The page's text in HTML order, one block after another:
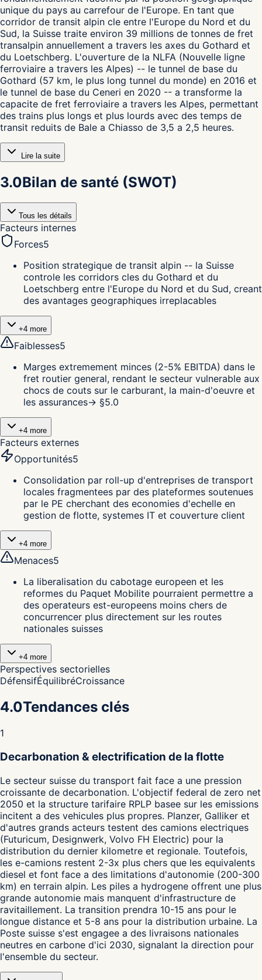
unique du pays au carrefour de l'Europe. En tant que
corridor de transit alpin cle entre l'Europe du Nord et du
Sud, la Suisse traite environ 39 millions de tonnes de fret
transalpin annuellement a travers les axes du Gothard et
du Loetschberg. L'ouverture de la NLFA (Nouvelle ligne
ferroviaire a travers les Alpes) -- le tunnel de base du
Gothard (57 km, le plus long tunnel du monde) en 2016 et
le tunnel de base du Ceneri en 2020 -- a transforme la
capacite de fret ferroviaire a travers les Alpes, permettant
des trains plus longs et plus lourds avec des temps de
transit reduits de Bale a Chiasso de 3,5 a 2,5 heures.
Lire la suite
3.0Bilan de santé (SWOT)
Tous les détails
Facteurs internes
Forces5
Position strategique de transit alpin -- la Suisse
controle les corridors cles du Gothard et du
Loetschberg entre l'Europe du Nord et du Sud, creant
des avantages geographiques irreplacables
+4 more
Faiblesses5
Marges extremement minces (2-5% EBITDA) dans le
fret routier general, rendant le secteur vulnerable aux
chocs de couts sur le carburant, la main-d'oeuvre et
les assurances→ §5.0
+4 more
Facteurs externes
Opportunités5
Consolidation par roll-up d'entreprises de transport
locales fragmentees par des plateformes soutenues
par le PE cherchant des economies d'echelle en
gestion de flotte, systemes IT et couverture client
+4 more
Menaces5
La liberalisation du cabotage europeen et les
reformes du Paquet Mobilite pourraient permettre a
des operateurs est-europeens moins chers de
concurrencer plus directement sur les routes
nationales suisses
+4 more
Perspectives sectorielles
DéfensifÉquilibréCroissance
4.0Tendances clés
1
Decarbonation & electrification de la flotte
Le secteur suisse du transport fait face a une pression
croissante de decarbonation. L'objectif federal de zero net
2050 et la structure tarifaire RPLP basee sur les emissions
incitent a des vehicules plus propres. Planzer, Galliker et
d'autres grands acteurs testent des camions electriques
(Futuricum, Designwerk, Volvo FH Electric) pour la
distribution du dernier kilometre et regionale. Toutefois,
les e-camions restent 2-3x plus chers que les equivalents
diesel et font face a des limitations d'autonomie (200-300
km) en terrain alpin. Les piles a hydrogene offrent une plus
grande autonomie mais manquent d'infrastructure de
ravitaillement. La transition prendra 10-15 ans pour le
longue distance et 5-8 ans pour la distribution urbaine. La
Poste suisse s'est engagee a des livraisons nationales
neutres en carbone d'ici 2030, signalant la direction pour
l'ensemble du secteur.